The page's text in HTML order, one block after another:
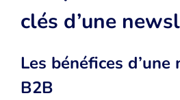
clés d’une
Les bénéfices
B2B